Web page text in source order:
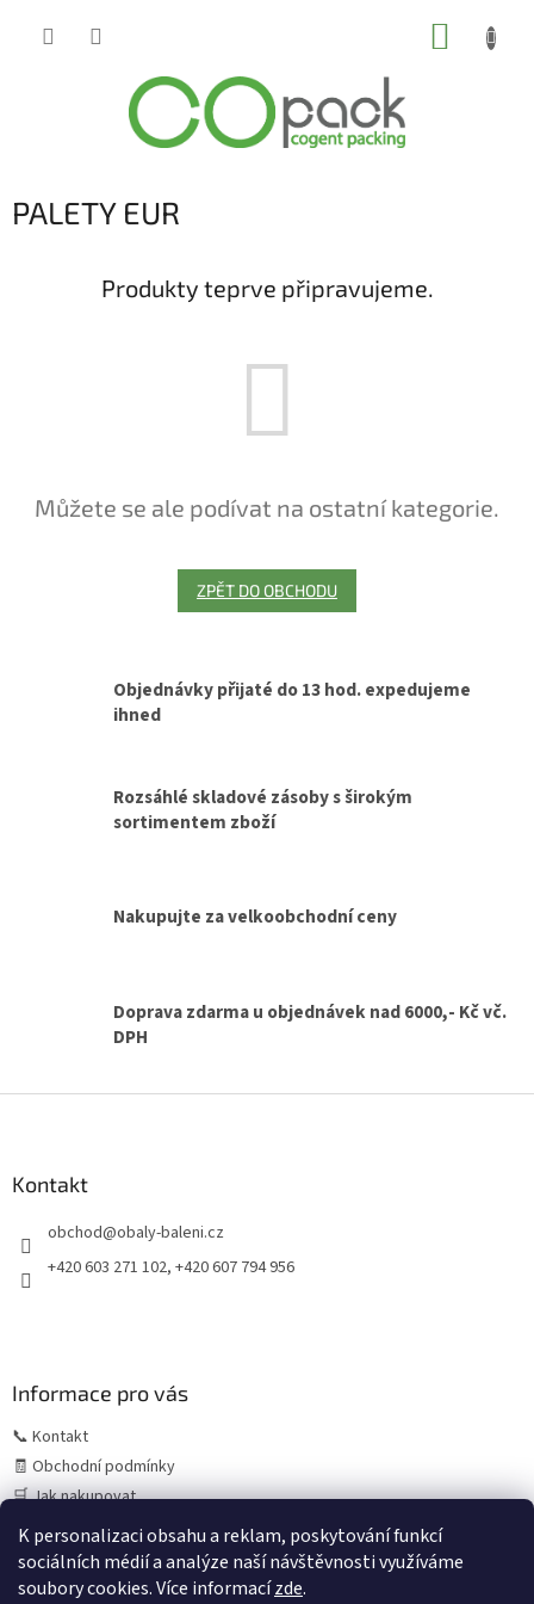
K personalizaci obsahu a reklam, poskytování funkcí
sociálních médií a analýze naší návštěvnosti využíváme
soubory cookies. Více informacízde.
PALETY EUR
Produkty teprve připravujeme.
Můžete se ale podívat na ostatní kategorie.
ZPĚT DO OBCHODU
Objednávky přijaté do 13 hod. expedujeme
ihned
Rozsáhlé skladové zásoby s širokým
sortimentem zboží
Nakupujte za velkoobchodní ceny
Doprava zdarma u objednávek nad 6000,- Kč vč.
DPH
Kontakt
obchod@obaly-baleni.cz
+420 603 271 102, +420 607 794 956
Informace pro vás
📞 Kontakt
🧾 Obchodní podmínky
🛒 Jak nakupovat
⚠️ Zásady práce s osobními údaji (GDPR)